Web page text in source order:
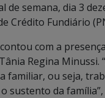
de semana, dia 3
Crédito Fundiário
com a
Regina
familiar, ou seja,
sustento da